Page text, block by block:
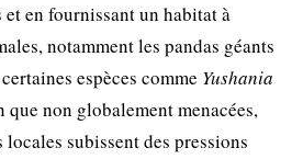
et en fournissant un habitat à
notamment les pandas géants
espèces comme Yushania
que non globalement menacées,
subissent des pressions